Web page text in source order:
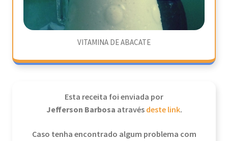
VITAMINA DE ABACATE
Esta receita foi enviada por
Jefferson Barbosa atravésdeste link.
Caso tenha encontrado algum problema com